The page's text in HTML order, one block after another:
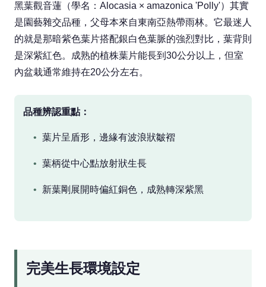
黑葉觀音蓮（學名：Alocasia × amazonica 'Polly'）其實
是園藝雜交品種，父母本來自東南亞熱帶雨林。它最迷人
的就是那暗紫色葉片搭配銀白色葉脈的強烈對比，葉背則
是深紫紅色。成熟的植株葉片能長到30公分以上，但室
內盆栽通常維持在20公分左右。
品種辨認重點：
葉片呈盾形，邊緣有波浪狀皺褶
葉柄從中心點放射狀生長
新葉剛展開時偏紅銅色，成熟轉深紫黑
完美生長環境設定